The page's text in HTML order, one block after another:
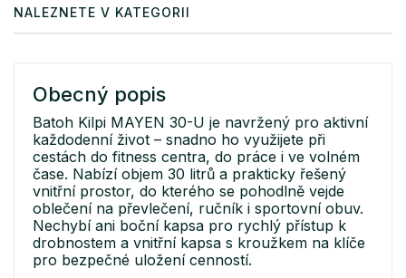
NALEZNETE V KATEGORII
Obecný popis
Batoh Kilpi MAYEN 30-U je navržený pro aktivní
každodenní život – snadno ho využijete při
cestách do fitness centra, do práce i ve volném
čase. Nabízí objem 30 litrů a prakticky řešený
vnitřní prostor, do kterého se pohodlně vejde
oblečení na převlečení, ručník i sportovní obuv.
Nechybí ani boční kapsa pro rychlý přístup k
drobnostem a vnitřní kapsa s kroužkem na klíče
pro bezpečné uložení cenností.